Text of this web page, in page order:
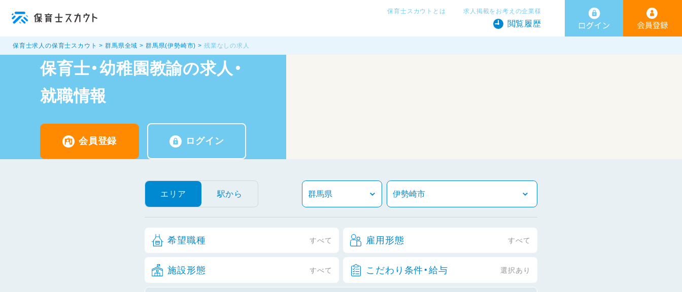
保育士スカウトとは 求人掲載をお考えの企業様
閲覧履歴
保育士求人の保育士スカウト 群馬県全域 群馬県(伊勢崎市) 残業なしの求人
保育士・幼稚園教諭の求人・
就職情報
会員登録 ログイン
エリア 駅から
希望職種 すべて 雇用形態 すべて
施設形態 すべて こだわり条件・給与 選択あり